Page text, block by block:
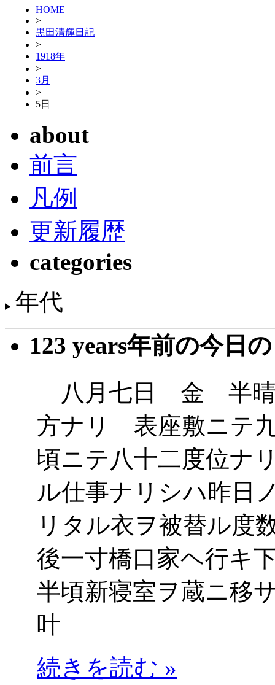
HOME
>
黒田清輝日記
>
1918年
>
3月
>
5日
about
前言
凡例
更新履歴
categories
年代
123 years年前の今日
八月七日 金 半晴
方ナリ 表座敷ニテ
頃ニテ八十二度位ナ
ル仕事ナリシハ昨日
リタル衣ヲ被替ル
後一寸橋口家ヘ行キ
半頃新寝室ヲ蔵ニ移
叶
続きを読む »